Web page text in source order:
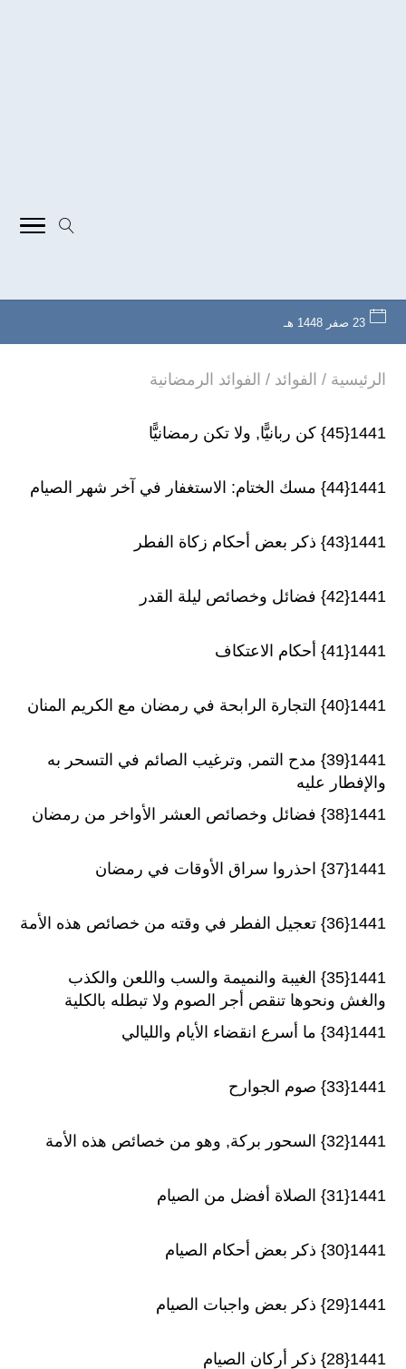
23 صفر 1448 هـ
الرئيسية / الفوائد / الفوائد الرمضانية
1441{45} كن ربانيًّا, ولا تكن رمضانيًّا
1441{44} مسك الختام: الاستغفار في آخر شهر الصيام
1441{43} ذكر بعض أحكام زكاة الفطر
1441{42} فضائل وخصائص ليلة القدر
1441{41} أحكام الاعتكاف
1441{40} التجارة الرابحة في رمضان مع الكريم المنان
1441{39} مدح التمر, وترغيب الصائم في التسحر به
والإفطار عليه
1441{38} فضائل وخصائص العشر الأواخر من رمضان
1441{37} احذروا سراق الأوقات في رمضان
1441{36} تعجيل الفطر في وقته من خصائص هذه الأمة
1441{35} الغيبة والنميمة والسب واللعن والكذب
والغش ونحوها تنقص أجر الصوم ولا تبطله بالكلية
1441{34} ما أسرع انقضاء الأيام والليالي
1441{33} صوم الجوارح
1441{32} السحور بركة, وهو من خصائص هذه الأمة
1441{31} الصلاة أفضل من الصيام
1441{30} ذكر بعض أحكام الصيام
1441{29} ذكر بعض واجبات الصيام
1441{28} ذكر أركان الصيام